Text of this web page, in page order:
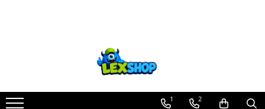
Board Games
1 2